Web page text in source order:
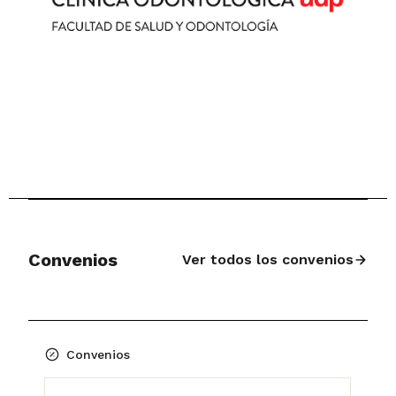
Convenios Ver todos los convenios
Convenios